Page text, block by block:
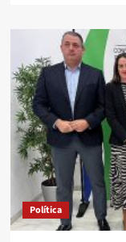
La
Junta
participa
activamente
en
X
Congreso
de
Jóvenes
Agricultores
que
se
celebra
Política